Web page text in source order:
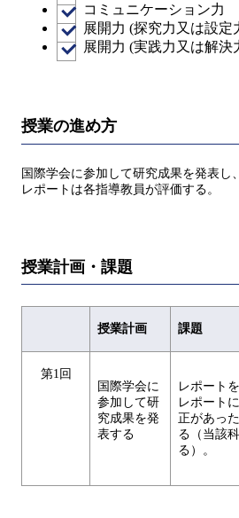
コミュニケーション力
展開力 (探究力又は設定
展開力 (実践力又は解決
授業の進め方
国際学会に参加して研究成果を発表し
レポートは各指導教員が評価する。
授業計画・課題
授業計画 課題
第1回
国際学会に
参加して研
究成果を発
表する
レポート
レポート
正があっ
る（当該
る）。